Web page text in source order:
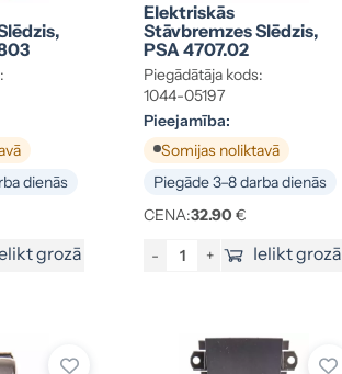
dienās
grozā
Elektriskās
Stāvbremzes Slēdzis,
PSA 4707.02
Piegādātāja kods:
1044-05197
Pieejamība:
Somijas noliktavā
Piegāde 3–8 darba dienās
CENA:32.90 €
- + Ielikt grozā